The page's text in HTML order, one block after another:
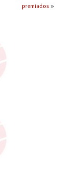
premiados »